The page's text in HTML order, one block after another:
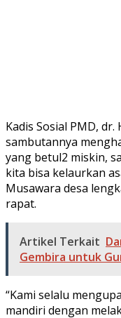
Kadis Sosial PMD, dr.
sambutannya
yang betul2 miskin,
kita bisa kelaurkan
Musawara desa
rapat.
Artikel Terkait
Gembira untuk
“Kami selalu
mandiri dengan